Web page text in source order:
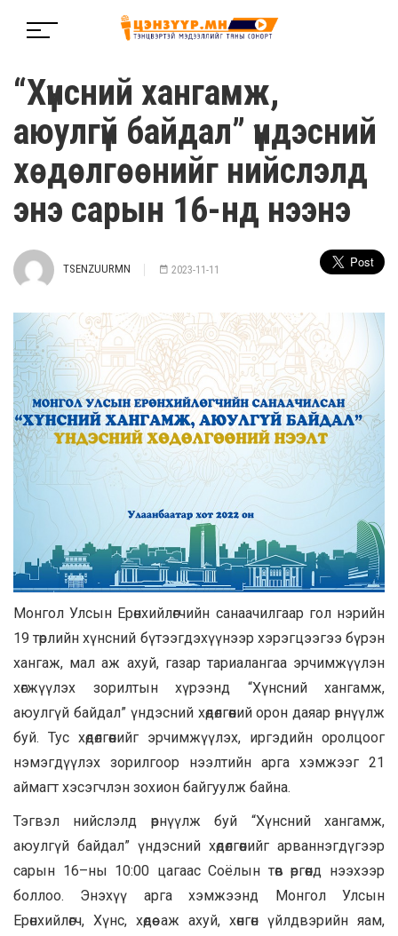
“Хүнсний хангамж,
аюулгүй байдал” үндэсний
хөдөлгөөнийг нийслэлд
энэ сарын 16-нд нээнэ
TSENZUURMN 2023-11-11
Монгол Улсын Ерөнхийлөгчийн санаачилгаар гол нэрийн
19 төрлийн хүнсний бүтээгдэхүүнээр хэрэгцээгээ бүрэн
хангаж, мал аж ахуй, газар тариалангаа эрчимжүүлэн
хөгжүүлэх зорилтын хүрээнд “Хүнсний хангамж,
аюулгүй байдал” үндэсний хөдөлгөөний орон даяар өрнүүлж
буй. Тус хөдөлгөөнийг эрчимжүүлэх, иргэдийн оролцоог
нэмэгдүүлэх зорилгоор нээлтийн арга хэмжээг 21
аймагт хэсэгчлэн зохион байгуулж байна.
Тэгвэл нийслэлд өрнүүлж буй “Хүнсний хангамж,
аюулгүй байдал” үндэсний хөдөлгөөнийг арваннэгдүгээр
сарын 16–ны 10:00 цагаас Соёлын төв өргөөнд нээхээр
боллоо. Энэхүү арга хэмжээнд Монгол Улсын
Ерөнхийлөгч, Хүнс, хөдөө аж ахуй, хөнгөн үйлдвэрийн яам,